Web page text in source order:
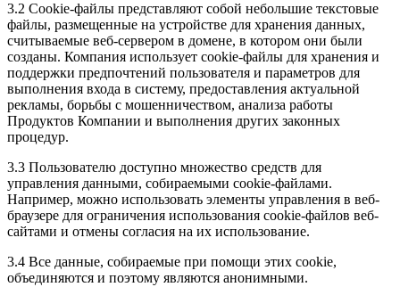
3.2 Сookie-файлы представляют собой небольшие текстовые
файлы, размещенные на устройстве для хранения данных,
считываемые веб-сервером в домене, в котором они были
созданы. Компания использует сookie-файлы для хранения и
поддержки предпочтений пользователя и параметров для
выполнения входа в систему, предоставления актуальной
рекламы, борьбы с мошенничеством, анализа работы
Продуктов Компании и выполнения других законных
процедур.
3.3 Пользователю доступно множество средств для
управления данными, собираемыми cookie-файлами.
Например, можно использовать элементы управления в веб-
браузере для ограничения использования сookie-файлов веб-
сайтами и отмены согласия на их использование.
3.4 Все данные, собираемые при помощи этих cookie,
объединяются и поэтому являются анонимными.